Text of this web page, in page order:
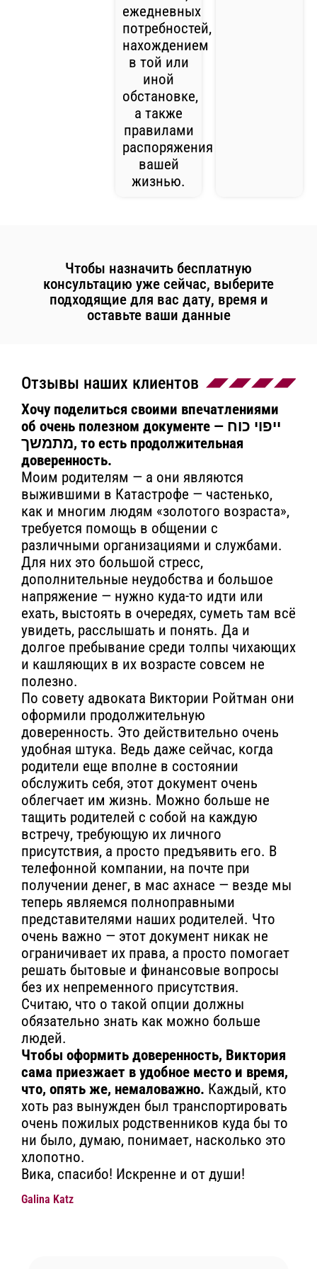
ежедневных
потребностей,
нахождением
в той или
иной
обстановке,
а также
правилами
распоряжения
вашей
жизнью.
Чтобы назначить бесплатную
консультацию уже сейчас, выберите
подходящие для вас дату, время и
оставьте ваши данные
Отзывы наших клиентов
Хочу поделиться своими впечатлениями
об очень полезном документе — ייפוי כוח
מתמשך, то есть продолжительная
доверенность.
Моим родителям — а они являются
выжившими в Катастрофе — частенько,
как и многим людям «золотого возраста»,
требуется помощь в общении с
различными организациями и службами.
Для них это большой стресс,
дополнительные неудобства и большое
напряжение — нужно куда-то идти или
ехать, выстоять в очередях, суметь там всё
увидеть, расслышать и понять. Да и
долгое пребывание среди толпы чихающих
и кашляющих в их возрасте совсем не
полезно.
По совету адвоката Виктории Ройтман они
оформили продолжительную
доверенность. Это действительно очень
удобная штука. Ведь даже сейчас, когда
родители еще вполне в состоянии
обслужить себя, этот документ очень
облегчает им жизнь. Можно больше не
тащить родителей с собой на каждую
встречу, требующую их личного
присутствия, а просто предъявить его. В
телефонной компании, на почте при
получении денег, в мас ахнасе — везде мы
теперь являемся полноправными
представителями наших родителей. Что
очень важно — этот документ никак не
ограничивает их права, а просто помогает
решать бытовые и финансовые вопросы
без их непременного присутствия.
Считаю, что о такой опции должны
обязательно знать как можно больше
людей.
Чтобы оформить доверенность, Виктория
сама приезжает в удобное место и время,
что, опять же, немаловажно. Каждый, кто
хоть раз вынужден был транспортировать
очень пожилых родственников куда бы то
ни было, думаю, понимает, насколько это
хлопотно.
Вика, спасибо! Искренне и от души!
Galina Katz